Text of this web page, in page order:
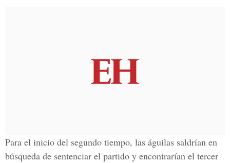
Para el inicio del segundo tiempo, las águilas saldrían en
búsqueda de sentenciar el partido y encontrarían el tercer